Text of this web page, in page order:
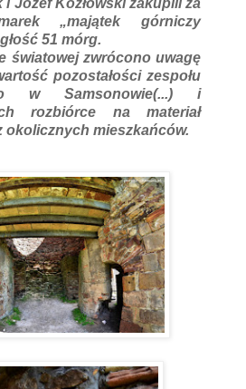
„majątek górniczy
51 mórg.
światowej zwrócono uwagę
pozostałości zespołu
w Samsonowie(...) i
rozbiórce na materiał
okolicznych mieszkańców.